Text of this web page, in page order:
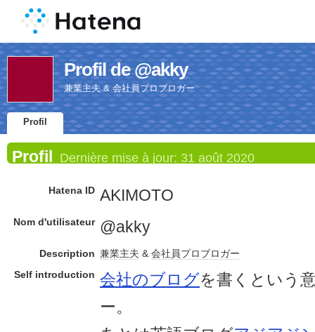
Profil de @akky
兼業主夫 & 会社員プロブロガー
Profil
Profil Dernière mise à jour: 31 août 2020
Hatena ID AKIMOTO
Nom d'utilisateur @akky
Description 兼業主夫 & 会社員プロブロガー
Self introduction 会社のブログを書くという
ー。